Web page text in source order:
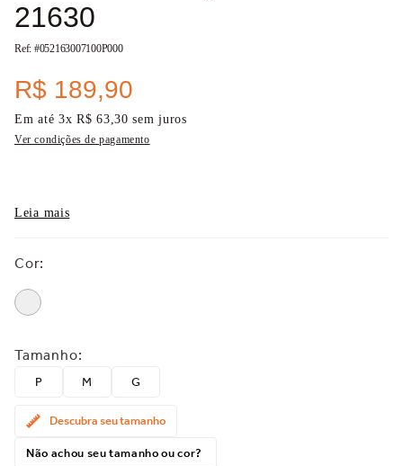
21630
Ref: #052163007100P000
R$ 189,90
Em até 3xR$ 63,30 sem juros
Ver condições de pagamento
Leia mais
Cor:
Tamanho:
P M G
Descubra seu tamanho
Não achou seu tamanho ou cor?